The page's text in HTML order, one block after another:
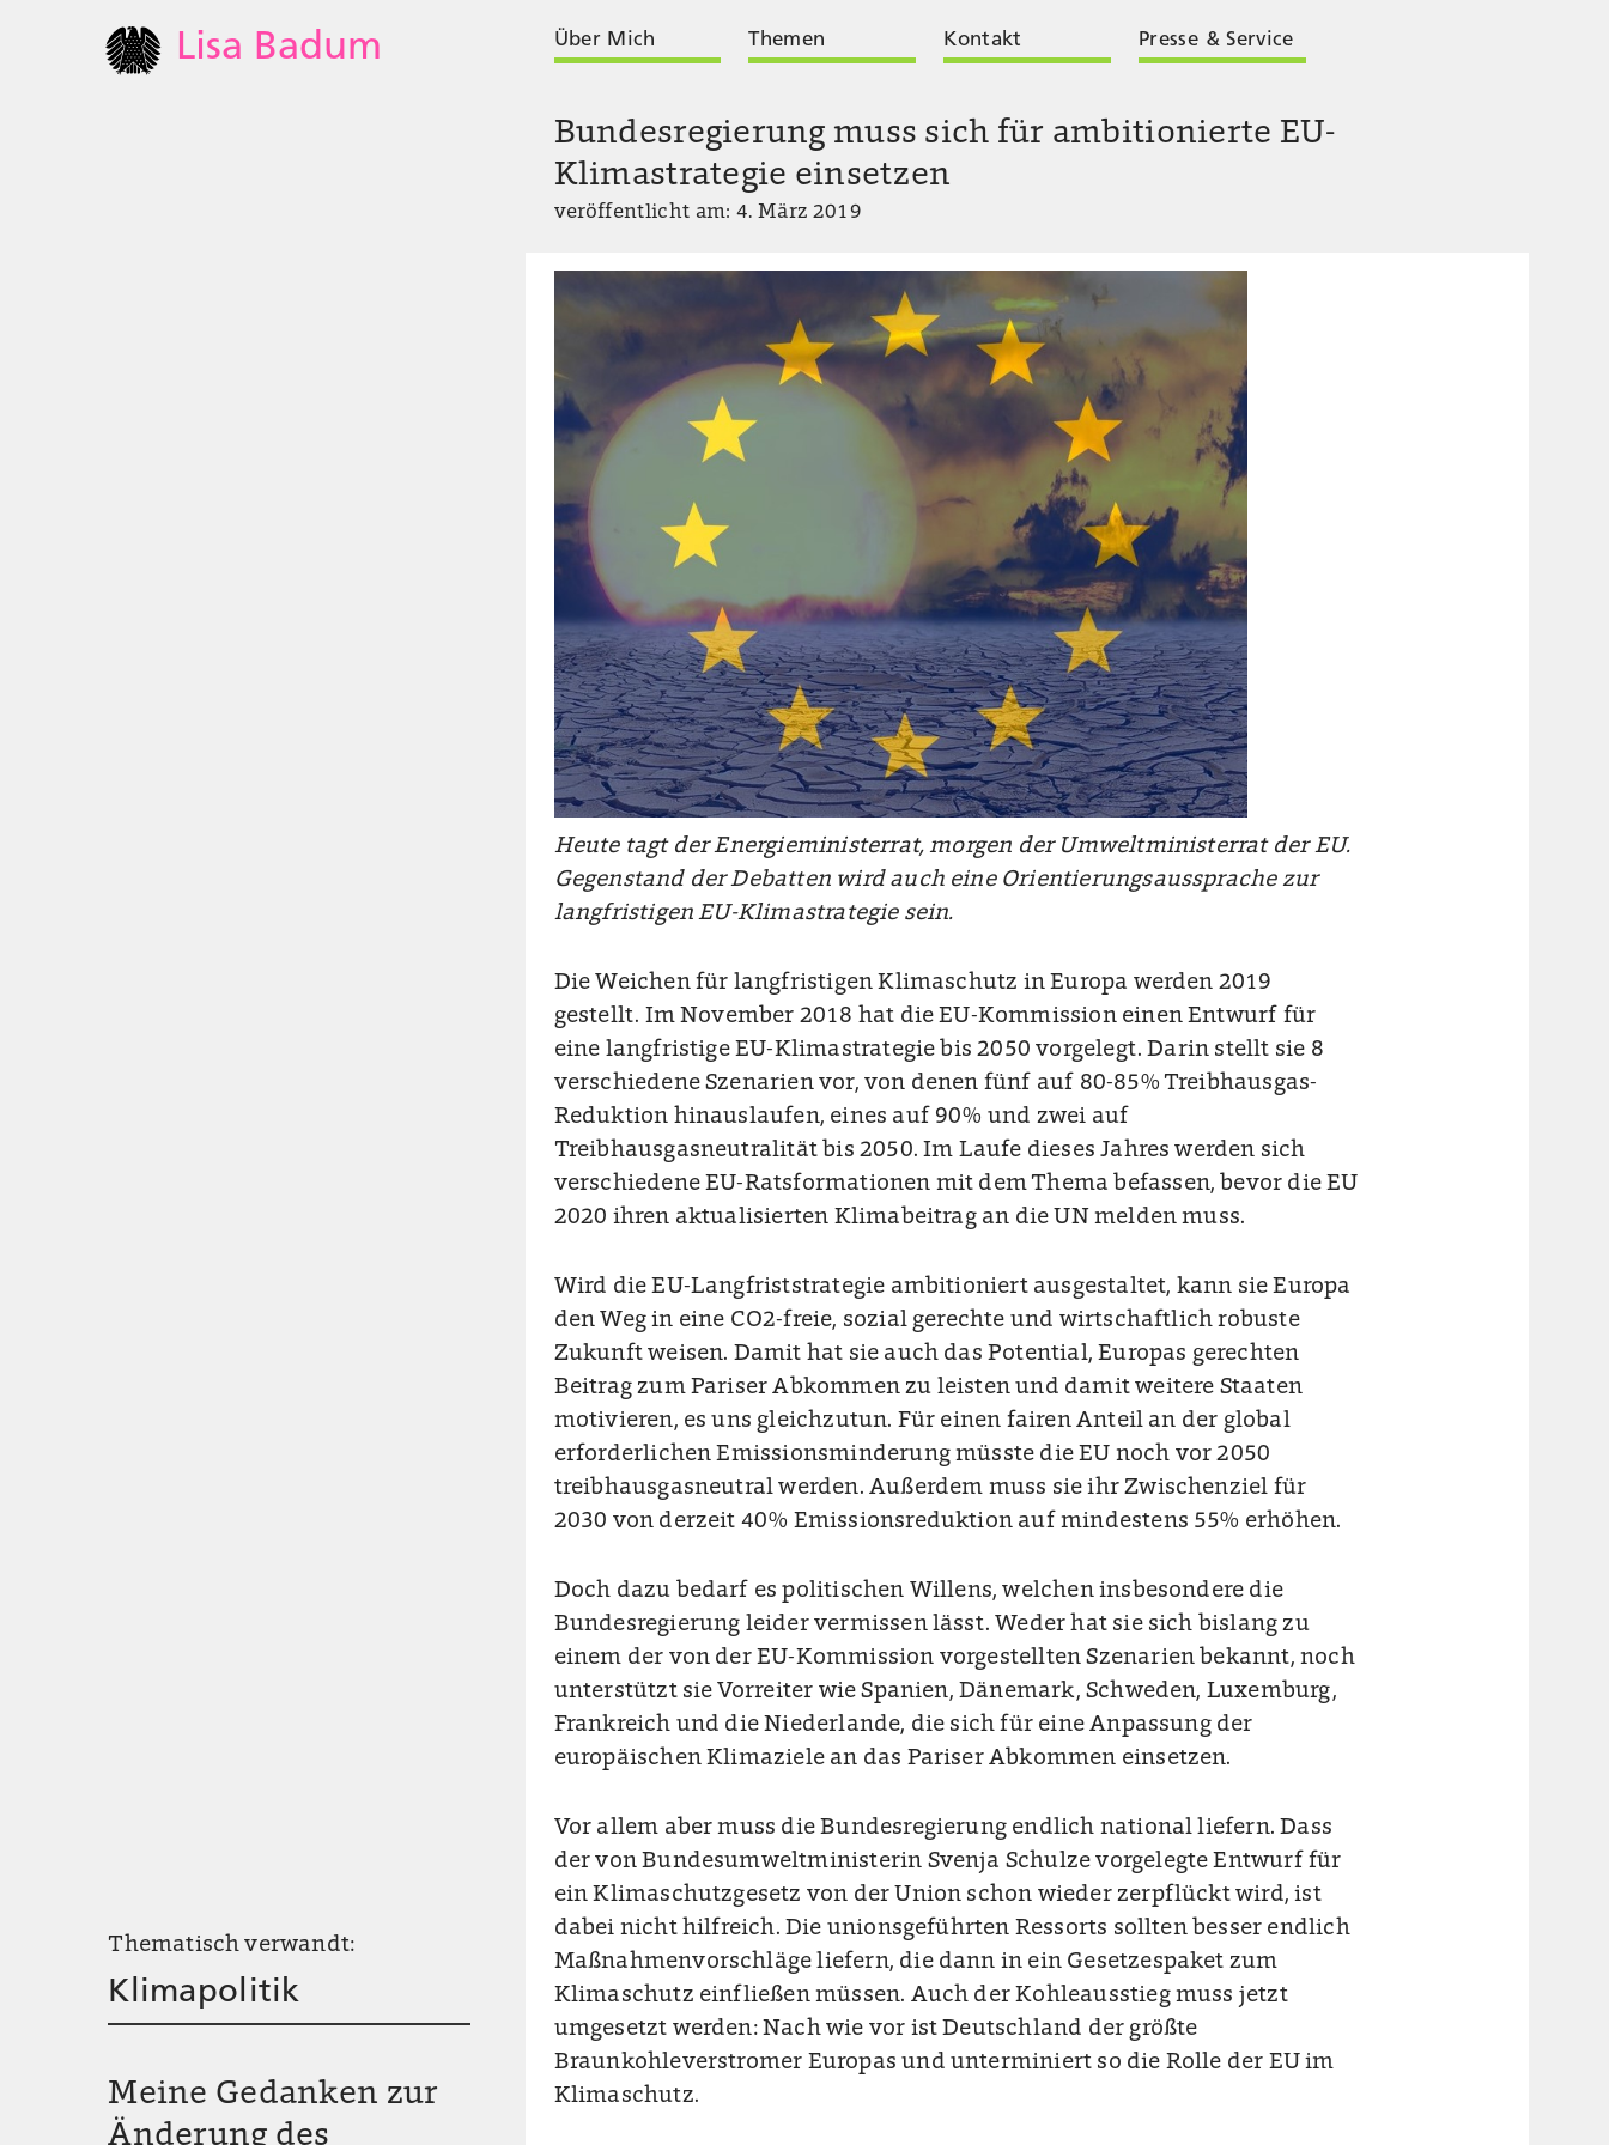
Lisa Badum Über Mich Themen Kontakt Presse & Service
Bundesregierung muss sich für ambitionierte EU-
Klimastrategie einsetzen
veröffentlicht am: 4. März 2019
Thematisch verwandt:
Klimapolitik
Meine Gedanken zur
Änderung des
Heute tagt der Energieministerrat, morgen der Umweltministerrat der EU.
Gegenstand der Debatten wird auch eine Orientierungsaussprache zur
langfristigen EU-Klimastrategie sein.
Die Weichen für langfristigen Klimaschutz in Europa werden 2019
gestellt. Im November 2018 hat die EU-Kommission einen Entwurf für
eine langfristige EU-Klimastrategie bis 2050 vorgelegt. Darin stellt sie 8
verschiedene Szenarien vor, von denen fünf auf 80-85% Treibhausgas-
Reduktion hinauslaufen, eines auf 90% und zwei auf
Treibhausgasneutralität bis 2050. Im Laufe dieses Jahres werden sich
verschiedene EU-Ratsformationen mit dem Thema befassen, bevor die EU
2020 ihren aktualisierten Klimabeitrag an die UN melden muss.
Wird die EU-Langfriststrategie ambitioniert ausgestaltet, kann sie Europa
den Weg in eine CO2-freie, sozial gerechte und wirtschaftlich robuste
Zukunft weisen. Damit hat sie auch das Potential, Europas gerechten
Beitrag zum Pariser Abkommen zu leisten und damit weitere Staaten
motivieren, es uns gleichzutun. Für einen fairen Anteil an der global
erforderlichen Emissionsminderung müsste die EU noch vor 2050
treibhausgasneutral werden. Außerdem muss sie ihr Zwischenziel für
2030 von derzeit 40% Emissionsreduktion auf mindestens 55% erhöhen.
Doch dazu bedarf es politischen Willens, welchen insbesondere die
Bundesregierung leider vermissen lässt. Weder hat sie sich bislang zu
einem der von der EU-Kommission vorgestellten Szenarien bekannt, noch
unterstützt sie Vorreiter wie Spanien, Dänemark, Schweden, Luxemburg,
Frankreich und die Niederlande, die sich für eine Anpassung der
europäischen Klimaziele an das Pariser Abkommen einsetzen.
Vor allem aber muss die Bundesregierung endlich national liefern. Dass
der von Bundesumweltministerin Svenja Schulze vorgelegte Entwurf für
ein Klimaschutzgesetz von der Union schon wieder zerpflückt wird, ist
dabei nicht hilfreich. Die unionsgeführten Ressorts sollten besser endlich
Maßnahmenvorschläge liefern, die dann in ein Gesetzespaket zum
Klimaschutz einfließen müssen. Auch der Kohleausstieg muss jetzt
umgesetzt werden: Nach wie vor ist Deutschland der größte
Braunkohleverstromer Europas und unterminiert so die Rolle der EU im
Klimaschutz.